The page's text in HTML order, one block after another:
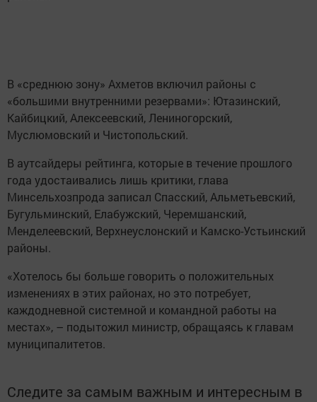
В «среднюю зону» Ахметов включил районы с
«большими внутренними резервами»: Ютазинский,
Кайбицкий, Алексеевский, Лениногорский,
Муслюмовский и Чистопольский.
В аутсайдеры рейтинга, которые в течение прошлого
года удостаивались лишь критики, глава
Минсельхозпрода записал Спасский, Альметьевский,
Бугульминский, Елабужский, Черемшанский,
Менделеевский, Верхнеуслонский и Камско-Устьинский
районы.
«Хотелось бы больше говорить о положительных
изменениях в этих районах, но это потребует,
каждодневной системной и командной работы на
местах», – подытожил министр, обращаясь к главам
муниципалитетов.
Следите за самым важным и интересным в